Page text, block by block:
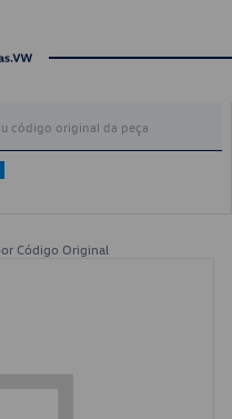
Código Original